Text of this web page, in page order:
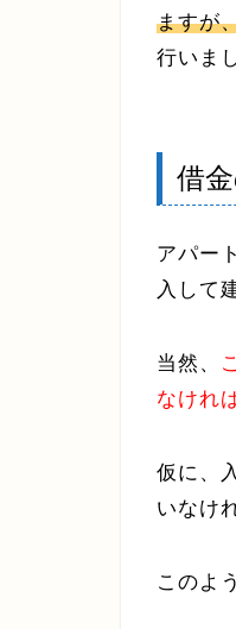
ますが
行いま
借
アパー
入して
当然、
なけれ
仮に、
いなけ
このよ